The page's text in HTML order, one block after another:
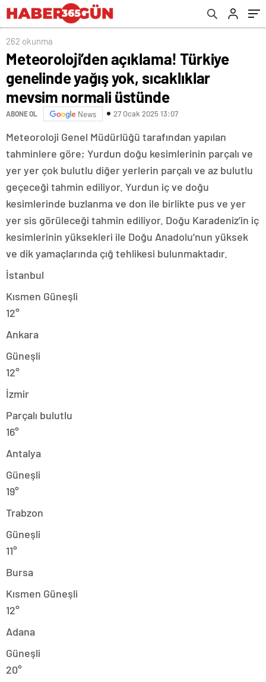
üstünde
262 okunma
Meteoroloji’den açıklama! Türkiye
genelinde yağış yok, sıcaklıklar
mevsim normali üstünde
ABONE OL News 27 Ocak 2025 13:07
Meteoroloji Genel Müdürlüğü tarafından yapılan
tahminlere göre; Yurdun doğu kesimlerinin parçalı ve
yer yer çok bulutlu diğer yerlerin parçalı ve az bulutlu
geçeceği tahmin ediliyor. Yurdun iç ve doğu
kesimlerinde buzlanma ve don ile birlikte pus ve yer
yer sis görüleceği tahmin ediliyor. Doğu Karadeniz’in iç
kesimlerinin yüksekleri ile Doğu Anadolu’nun yüksek
ve dik yamaçlarında çığ tehlikesi bulunmaktadır.
İstanbul
Kısmen Güneşli
12°
Ankara
Güneşli
12°
İzmir
Parçalı bulutlu
16°
Antalya
Güneşli
19°
Trabzon
Güneşli
11°
Bursa
Kısmen Güneşli
12°
Adana
Güneşli
20°